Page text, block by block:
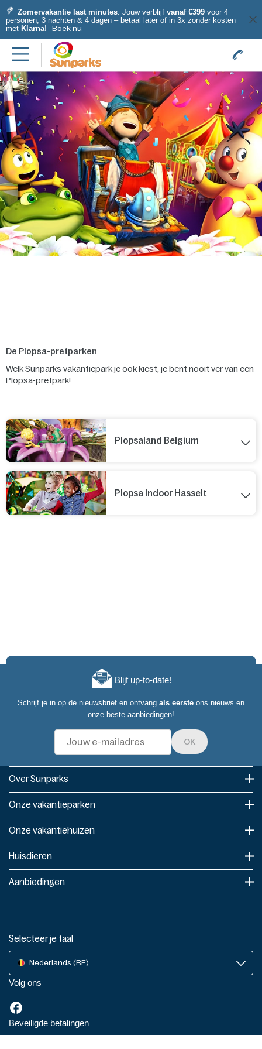
Zomervakantie last minutes: Jouw verblijf vanaf €399 voor 4
personen, 3 nachten & 4 dagen – betaal later of in 3x zonder kosten
met Klarna! Boek nu
De Plopsa-pretparken
Welk Sunparks vakantiepark je ook kiest, je bent nooit ver van een
Plopsa-pretpark!
Plopsaland Belgium
Plopsa Indoor Hasselt
Blijf up-to-date!
Schrijf je in op de nieuwsbrief en ontvang als eerste ons nieuws en
onze beste aanbiedingen!
OK
Over Sunparks
Onze vakantieparken
Onze vakantiehuizen
Huisdieren
Aanbiedingen
Selecteer je taal
Nederlands (BE)
Volg ons
Beveiligde betalingen